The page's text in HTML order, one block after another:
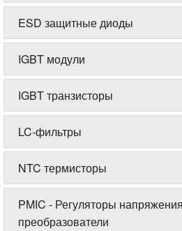
ESD защитные диоды
IGBT модули
IGBT транзисторы
LC-фильтры
NTC термисторы
PMIC - Регуляторы
преобразователи